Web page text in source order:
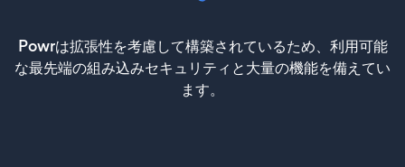
Powrは拡張性を考慮して構築されているため、利用可能
な最先端の組み込みセキュリティと大量の機能を備えてい
ます。